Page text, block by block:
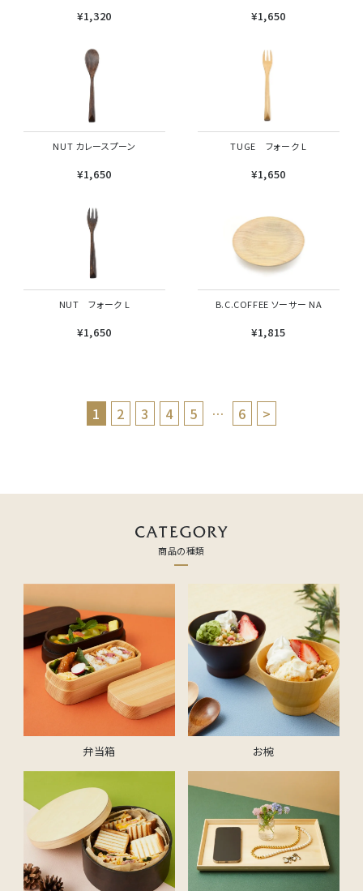
¥1,320 ¥1,650
NUT カレースプーン
¥1,650
TUGE フォーク L
¥1,650
NUT フォーク L
¥1,650
B.C.COFFEE ソーサー NA
¥1,815
1 2 3 4 5 … 6 >
商品の種類
弁当箱 お椀